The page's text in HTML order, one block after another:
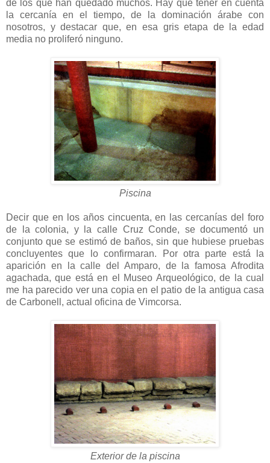
de los que han quedado muchos. Hay que tener en cuenta
la cercanía en el tiempo, de la dominación árabe con
nosotros, y destacar que, en esa gris etapa de la edad
media no proliferó ninguno.
Piscina
Decir que en los años cincuenta, en las cercanías del foro
de la colonia, y la calle Cruz Conde, se documentó un
conjunto que se estimó de baños, sin que hubiese pruebas
concluyentes que lo confirmaran. Por otra parte está la
aparición en la calle del Amparo, de la famosa Afrodita
agachada, que está en el Museo Arqueológico, de la cual
me ha parecido ver una copia en el patio de la antigua casa
de Carbonell, actual oficina de Vimcorsa.
Exterior de la piscina